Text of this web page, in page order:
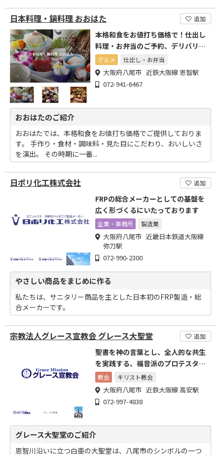
日本料理・鍋料理 おおはた 追加
本格和食をお値打ち価格で！仕出し
料理・お弁当のご予約、デリバリー
可能!
グルメ 仕出し・お弁当
大阪府八尾市 近鉄大阪線 恩智駅
072-941-6467
おおはたのご紹介
おおはたでは、本格和食をお値打ち価格でご提供しておりま
す。 手作り・食材・調味料・見た目にこだわり、おいしいさ
を演出。 その時期に一番...
日ポリ化工株式会社 追加
FRPの総合メーカーとしての基盤を
広く形づくるにいたっております
企業・事務所 製造業
大阪府八尾市 近畿日本鉄道大阪線
弥刀駅
072-990-2300
やさしい商品をまじめに作る
私たちは、サニタリー商品を主とした日本初のFRP製造・総
合メーカーです。
宗教法人グレース宣教会 グレース大聖堂 追加
聖書を神の言葉とし、全人的な共生
を実践する、福音派のプロテスタン
ト教会
教会 キリスト教会
大阪府八尾市 近鉄大阪線 高安駅
072-997-4838
グレース大聖堂のご紹介
恩智川沿いに立つ白亜の大聖堂は、八尾市のシンボルの一つ